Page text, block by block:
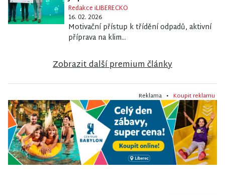
Redakce iLIBERECKO
16. 02. 2026
Motivační přístup k třídění odpadů, aktivní
příprava na klim...
Zobrazit další premium články
Reklama • Koupit reklamu